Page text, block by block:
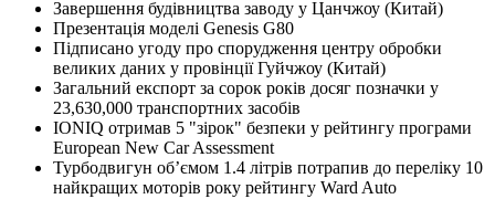
Завершення будівництва заводу у Цанчжоу (Китай)
Презентація моделі Genesis G80
Підписано угоду про спорудження центру обробки
великих даних у провінції Гуйчжоу (Китай)
Загальний експорт за сорок років досяг позначки у
23,630,000 транспортних засобів
IONIQ отримав 5 "зірок" безпеки у рейтингу програми
European New Car Assessment
Турбодвигун об’ємом 1.4 літрів потрапив до переліку 10
найкращих моторів року рейтингу Ward Auto